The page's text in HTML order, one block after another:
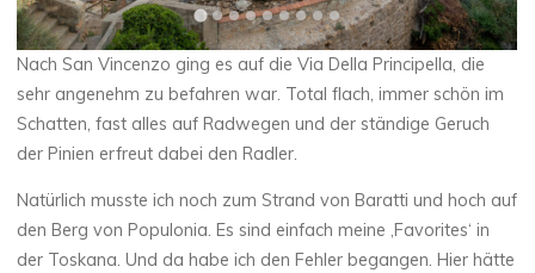
Nach San Vincenzo ging es auf die Via Della Principella, die
sehr angenehm zu befahren war. Total flach, immer schön im
Schatten, fast alles auf Radwegen und der ständige Geruch
der Pinien erfreut dabei den Radler.
Natürlich musste ich noch zum Strand von Baratti und hoch auf
den Berg von Populonia. Es sind einfach meine ‚Favorites‘ in
der Toskana. Und da habe ich den Fehler begangen. Hier hätte